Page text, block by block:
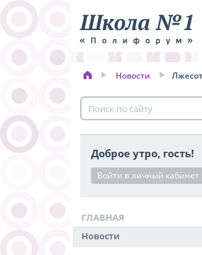
Новости
Доброе утро, гость!
Войти в личный кабинет
ГЛАВНАЯ
Новости